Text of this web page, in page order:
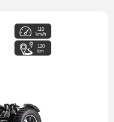
110
km/h
120
km